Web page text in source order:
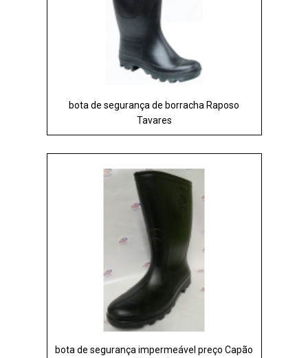
bota de segurança de borracha Raposo
Tavares
bota de segurança impermeável preço Capão